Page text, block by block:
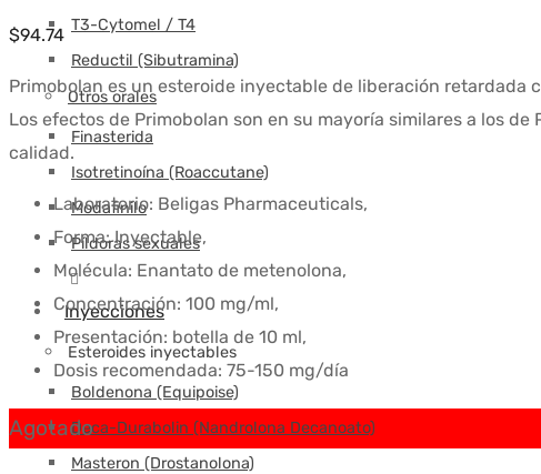
T3-Cytomel / T4
Reductil (Sibutramina)
Otros orales
Finasterida
Isotretinoína (Roaccutane)
Modafinilo
Píldoras sexuales
Inyecciones
Esteroides inyectables
Boldenona (Equipoise)
Deca-Durabolin (Nandrolona Decanoato)
Masteron (Drostanolona)
$94.74
Primobolan es un esteroide inyectable de liberación
Los efectos de Primobolan son en su mayoría similares a los
calidad.
Laboratorio: Beligas Pharmaceuticals,
Forma: Inyectable,
Molécula: Enantato de metenolona,
Concentración: 100 mg/ml,
Presentación: botella de 10 ml,
Dosis recomendada: 75-150 mg/día
Agotado